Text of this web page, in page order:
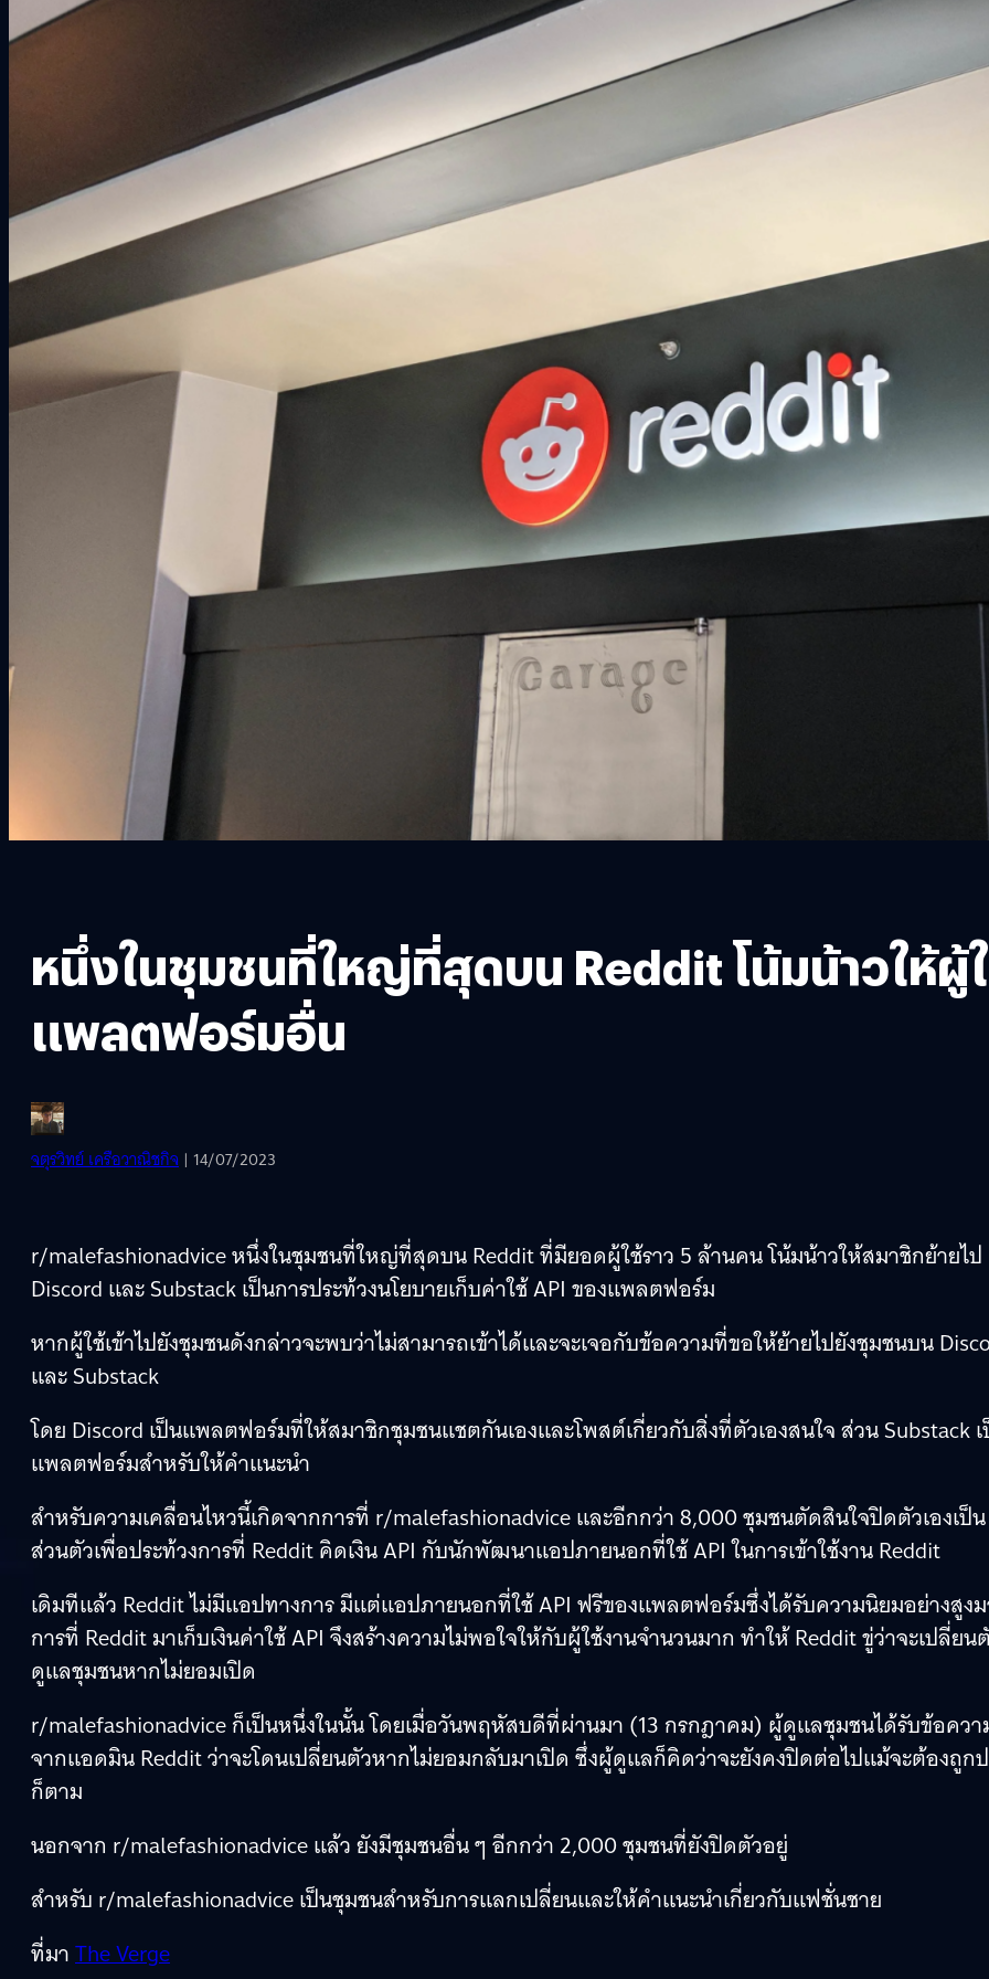
หนึ่งในชุมชนที่ใหญ่ที่สุดบน Reddit โน้มน้าวให้ผู้
แพลตฟอร์มอื่น
จตุรวิทย์ เครือวาณิชกิจ | 14/07/2023
r/malefashionadvice หนึ่งในชุมชนที่ใหญ่ที่สุดบน Reddit ที่มียอดผู้ใช้ราว 5 ล้านคน โน้มน้าวให้สมาชิกย้ายไป
Discord และ Substack เป็นการประท้วงนโยบายเก็บค่าใช้ API ของแพลตฟอร์ม
หากผู้ใช้เข้าไปยังชุมชนดังกล่าวจะพบว่าไม่สามารถเข้าได้และจะเจอกับข้อความที่ขอให้ย้ายไปยังชุมชนบน
และ Substack
โดย Discord เป็นแพลตฟอร์มที่ให้สมาชิกชุมชนแชตกันเองและโพสต์เกี่ยวกับสิ่งที่ตัวเองสนใจ ส่วน Substack
แพลตฟอร์มสำหรับให้คำแนะนำ
สำหรับความเคลื่อนไหวนี้เกิดจากการที่ r/malefashionadvice และอีกกว่า 8,000 ชุมชนตัดสินใจปิดตัวเองเป็น
ส่วนตัวเพื่อประท้วงการที่ Reddit คิดเงิน API กับนักพัฒนาแอปภายนอกที่ใช้ API ในการเข้าใช้งาน Reddit
เดิมทีแล้ว Reddit ไม่มีแอปทางการ มีแต่แอปภายนอกที่ใช้ API ฟรีของแพลตฟอร์มซึ่งได้รับความนิยมอย่างสูง
การที่ Reddit มาเก็บเงินค่าใช้ API จึงสร้างความไม่พอใจให้กับผู้ใช้งานจำนวนมาก ทำให้ Reddit ขู่ว่าจะเปลี่ยน
ดูแลชุมชนหากไม่ยอมเปิด
r/malefashionadvice ก็เป็นหนึ่งในนั้น โดยเมื่อวันพฤหัสบดีที่ผ่านมา (13 กรกฎาคม) ผู้ดูแลชุมชนได้รับข้อควา
จากแอดมิน Reddit ว่าจะโดนเปลี่ยนตัวหากไม่ยอมกลับมาเปิด ซึ่งผู้ดูแลก็คิดว่าจะยังคงปิดต่อไปแม้จะต้องถูก
ก็ตาม
นอกจาก r/malefashionadvice แล้ว ยังมีชุมชนอื่น ๆ อีกกว่า 2,000 ชุมชนที่ยังปิดตัวอยู่
สำหรับ r/malefashionadvice เป็นชุมชนสำหรับการแลกเปลี่ยนและให้คำแนะนำเกี่ยวกับแฟชั่นชาย
ที่มาThe Verge